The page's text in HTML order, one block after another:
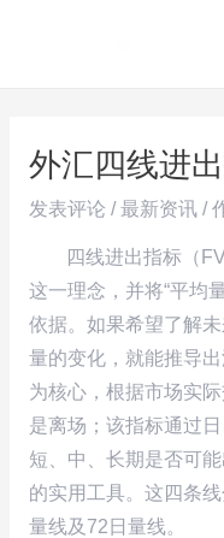
外汇四线进
发表评论 /最新资讯/
四线进出指标（
这一理念，并将“平均
依据。如果希望了解
量的变化，就能推导
为核心，根据市场实
是离场；该指标通过
短、中、长期是否可
的实用工具。这四条
量线及72日量线。